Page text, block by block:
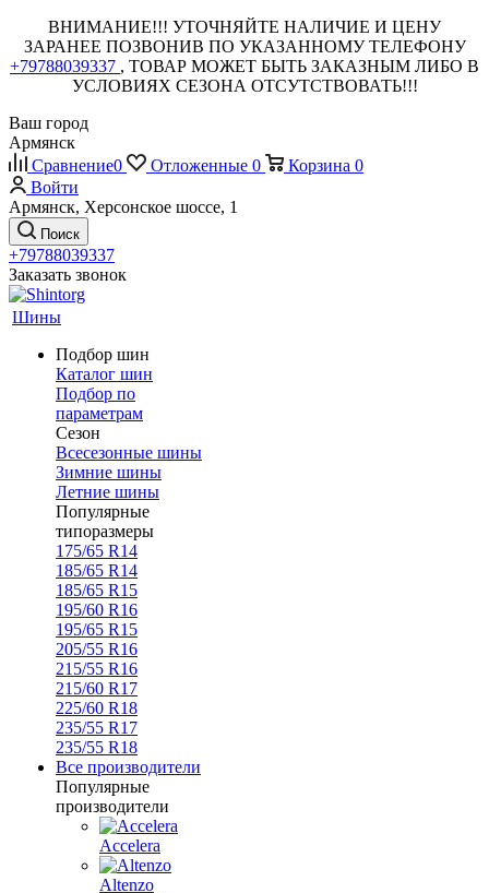
ВНИМАНИЕ!!! УТОЧНЯЙТЕ НАЛИЧИЕ И ЦЕНУ
ЗАРАНЕЕ ПОЗВОНИВ ПО УКАЗАННОМУ ТЕЛЕФОНУ
+79788039337 , ТОВАР МОЖЕТ БЫТЬ ЗАКАЗНЫМ ЛИБО В
УСЛОВИЯХ СЕЗОНА ОТСУТСТВОВАТЬ!!!
Ваш город
Армянск
Сравнение0 Отложенные 0 Корзина 0
Войти
Армянск, Херсонское шоссе, 1
Поиск
+79788039337
Заказать звонок
Шины
Подбор шин
Каталог шин
Подбор по
параметрам
Сезон
Всесезонные шины
Зимние шины
Летние шины
Популярные
типоразмеры
175/65 R14
185/65 R14
185/65 R15
195/60 R16
195/65 R15
205/55 R16
215/55 R16
215/60 R17
225/60 R18
235/55 R17
235/55 R18
Все производители
Популярные
производители
Accelera
Altenzo